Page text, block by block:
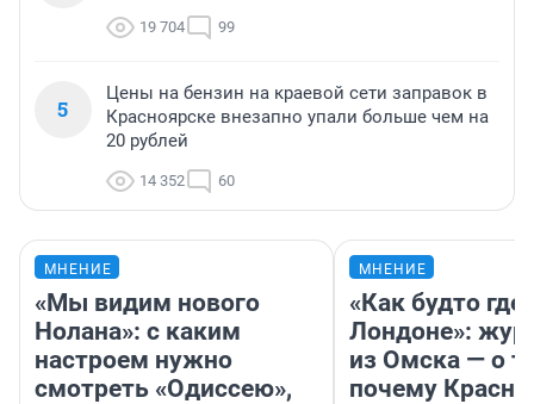
19 704 99
5
Цены на бензин на краевой сети заправок в
Красноярске внезапно упали больше чем на
20 рублей
14 352 60
МНЕНИЕ
«Мы видим нового
Нолана»: с каким
настроем нужно
смотреть «Одиссею»,
МНЕНИЕ
«Как будто
Лондоне»:
из Омска — о
почему